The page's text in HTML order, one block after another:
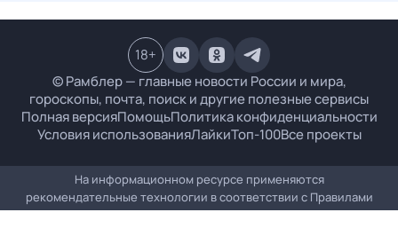
© Рамблер — главные новости России и мира,
гороскопы, почта, поиск и другие полезные сервисы
Полная версияПомощьПолитика конфиденциальности
Условия использованияЛайкиТоп-100Все проекты
18+
На информационном ресурсе применяются
рекомендательные технологии в соответствии с Правилами